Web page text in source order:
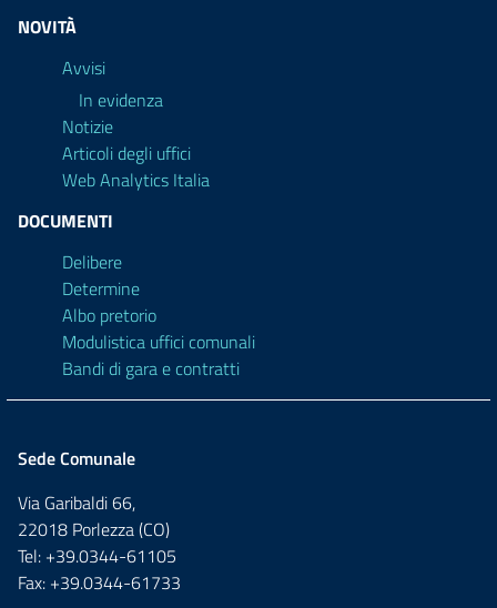
NOVITÀ
Avvisi
In evidenza
Notizie
Articoli degli uffici
Web Analytics Italia
DOCUMENTI
Delibere
Determine
Albo pretorio
Modulistica uffici comunali
Bandi di gara e contratti
Sede Comunale
Via Garibaldi 66,
22018 Porlezza (CO)
Tel: +39.0344-61105
Fax: +39.0344-61733